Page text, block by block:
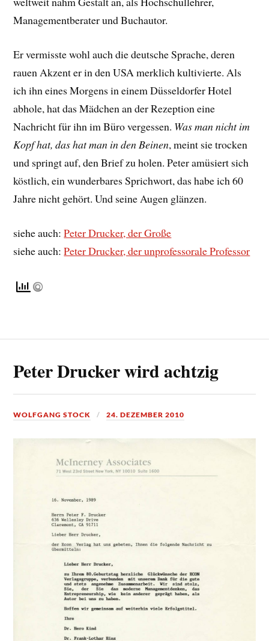
Managementberater und Buchautor.
Er vermisste wohl auch die deutsche Sprache, deren
rauen Akzent er in den USA merklich kultivierte. Als
ich ihn eines Morgens in einem Düsseldorfer Hotel
abhole, hat das Mädchen an der Rezeption eine
Nachricht für ihn im Büro vergessen. Was man nicht im
Kopf hat, das hat man in den Beinen, meint sie trocken
und springt auf, den Brief zu holen. Peter amüsiert sich
köstlich, ein wunderbares Sprichwort, das habe ich 60
Jahre nicht gehört. Und seine Augen glänzen.
siehe auch:Peter Drucker, der Große
siehe auch:Peter Drucker, der unprofessorale Professor
Peter Drucker wird achtzig
WOLFGANG STOCK 24. DEZEMBER 2010